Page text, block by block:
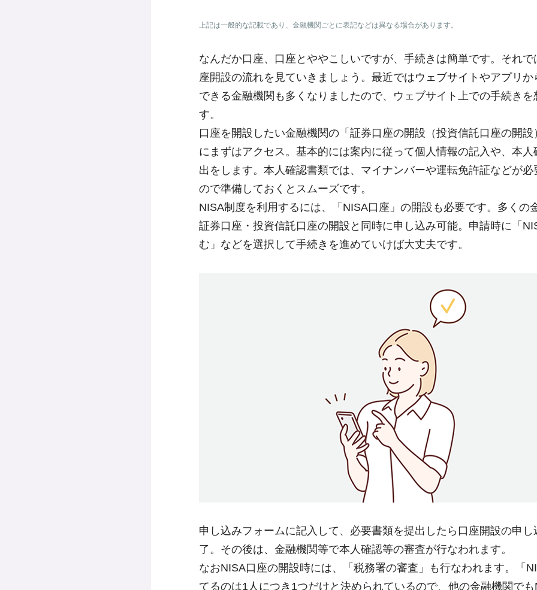
上記は一般的な記載であり、金融機関ごとに表記などは異なる場合があります。
なんだか口座、口座とややこしいですが、手続きは簡単です。それで
座開設の流れを見ていきましょう。最近ではウェブサイトやアプリか
できる金融機関も多くなりましたので、ウェブサイト上での手続きを
す。
口座を開設したい金融機関の「証券口座の開設（投資信託口座の開
にまずはアクセス。基本的には案内に従って個人情報の記入や、本人
出をします。本人確認書類では、マイナンバーや運転免許証などが必
ので準備しておくとスムーズです。
NISA制度を利用するには、「NISA口座」の開設も必要です。多くの
証券口座・投資信託口座の開設と同時に申し込み可能。申請時に「
む」などを選択して手続きを進めていけば大丈夫です。
申し込みフォームに記入して、必要書類を提出したら口座開設の申し
了。その後は、金融機関等で本人確認等の審査が行なわれます。
なおNISA口座の開設時には、「税務署の審査」も行なわれます。「
てるのは1人につき1つだけと決められているので、他の金融機関で